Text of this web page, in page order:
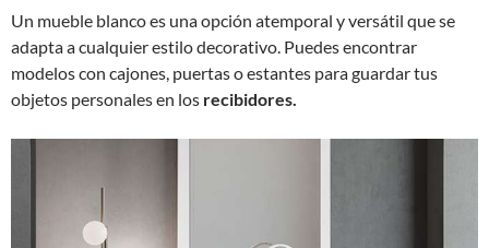
Un mueble blanco es una opción atemporal y versátil que se
adapta a cualquier estilo decorativo. Puedes encontrar
modelos con cajones, puertas o estantes para guardar tus
objetos personales en los recibidores.